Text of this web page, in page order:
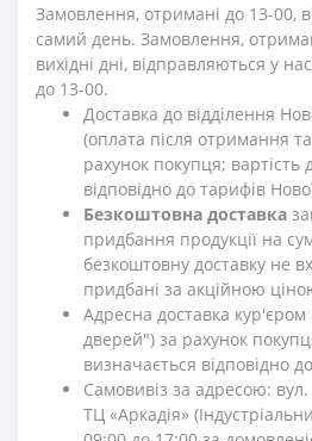
Замовлення, отримані до 13-00,
самий день. Замовлення,
вихідні дні, відправляються у
до 13-00.
Доставка до відділення
(оплата після отримання
рахунок покупця; вартість
відповідно до тарифів
Безкоштовна доставка
придбання продукції на
безкоштовну доставку не
придбані за акційною
Адресна доставка
дверей") за рахунок
визначається відповідно
Самовивіз за адресою:
ТЦ «Аркадія»